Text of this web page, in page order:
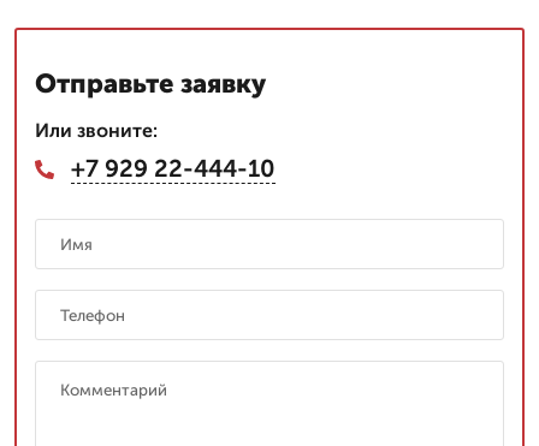
Отправьте заявку
Или звоните:
+7 929 22-444-10